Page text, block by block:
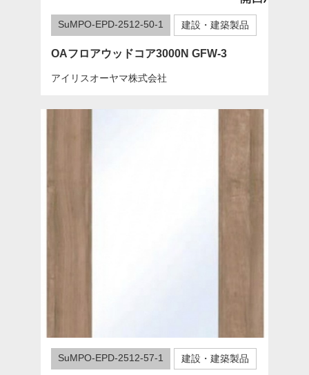
SuMPO-EPD-2512-50-1 建設・建築製品
OAフロアウッドコア3000N GFW-3
アイリスオーヤマ株式会社
SuMPO-EPD-2512-57-1 建設・建築製品